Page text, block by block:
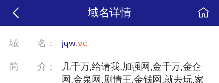
域名详情
域名： jqw.vc
简 介：
几千万,给请我,加强网,金千万,金企
网,金泉网,剧情王,金钱网,就去玩,家